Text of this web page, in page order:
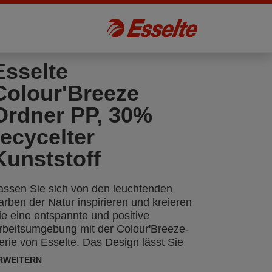
PP, 30%
Sie sich von den leuchtenden
der Natur inspirieren und kreieren
eine entspannte und positive
mit der Colour'Breeze-
von Esselte. Das Design lässt Sie
Ihrem nächsten Abenteuer träumen